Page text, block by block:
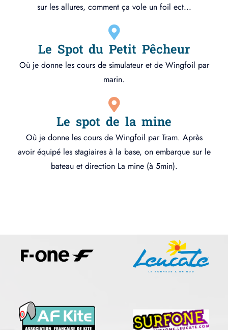
sur les allures, comment ça vole un foil ect...
Le Spot du Petit Pêcheur
Où je donne les cours de simulateur et de Wingfoil par
marin.
Le spot de la mine
Où je donne les cours de Wingfoil par Tram. Après
avoir équipé les stagiaires à la base, on embarque sur le
bateau et direction La mine (à 5min).